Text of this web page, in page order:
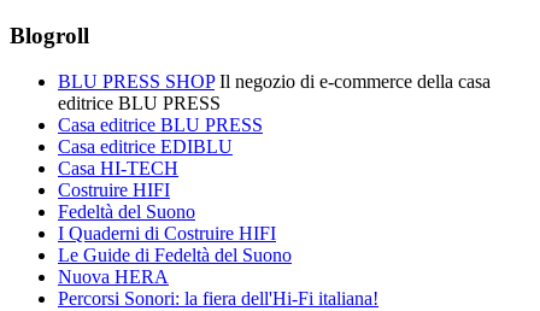
Blogroll
BLU PRESS SHOPIl negozio di e-commerce della casa
editrice BLU PRESS
Casa editrice BLU PRESS
Casa editrice EDIBLU
Casa HI-TECH
Costruire HIFI
Fedeltà del Suono
I Quaderni di Costruire HIFI
Le Guide di Fedeltà del Suono
Nuova HERA
Percorsi Sonori: la fiera dell'Hi-Fi italiana!